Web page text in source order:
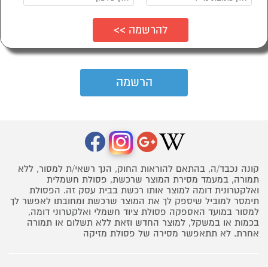
קונה נכבד/ה, בהתאם להוראות החוק, הנך רשאי/ת למסור, ללא
תמורה, במעמד מסירת המוצר שרכשת, פסולת חשמלית
ואלקטרונית דומה למוצר אותו רכשת בבית עסק זה. הפסולת
תימסר למוביל שיספק לך את המוצר שרכשת ומחובתו לאפשר לך
למסור במועד האספקה פסולת ציוד חשמלי ואלקטרוני דומה,
בכמות או במשקל, למוצר החדש וזאת ללא תשלום או תמורה
אחרת. לא תתאפשר מסירה של פסולת מזיקה